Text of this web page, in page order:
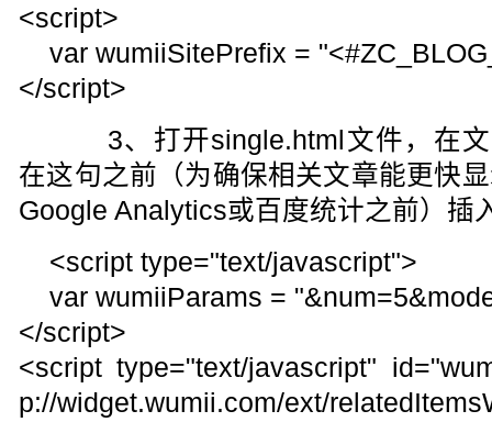
<script>
var wumiiSitePrefix =
</script>
3、打开single.html文件，在文
在这句之前（为确保相关文章能更快
Google Analytics或百度统计之前）插
<script type="text/javascript">
var wumiiParams =
</script>
<script type="text/javascript"
p://widget.wumii.com/ext/